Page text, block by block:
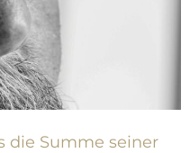
die Summe seiner